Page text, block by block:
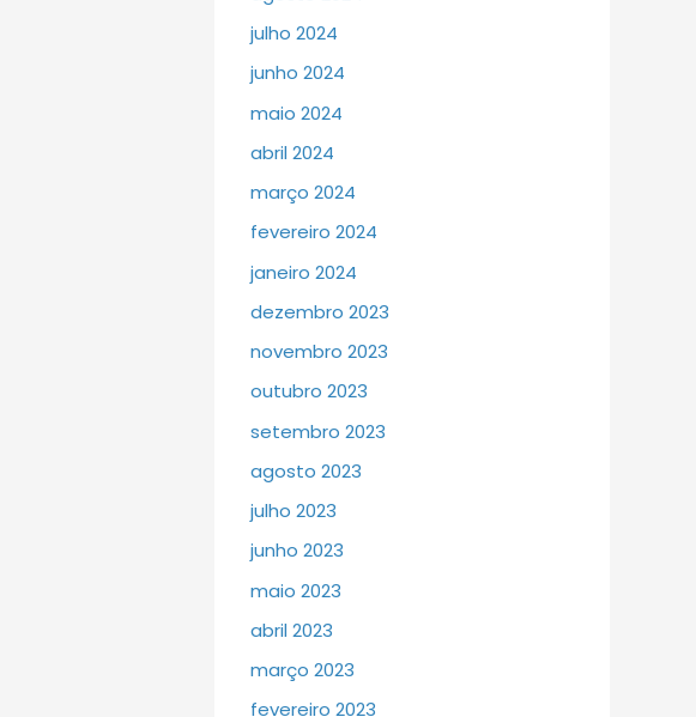
julho 2024
junho 2024
maio 2024
abril 2024
março 2024
fevereiro 2024
janeiro 2024
dezembro 2023
novembro 2023
outubro 2023
setembro 2023
agosto 2023
julho 2023
junho 2023
maio 2023
abril 2023
março 2023
fevereiro 2023